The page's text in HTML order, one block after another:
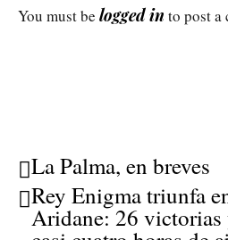
You must be logged in to post a
La Palma, en breves
Rey Enigma triunfa
Aridane: 26 victorias